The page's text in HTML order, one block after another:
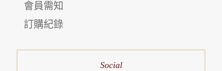
會員需知
訂購紀錄
Social